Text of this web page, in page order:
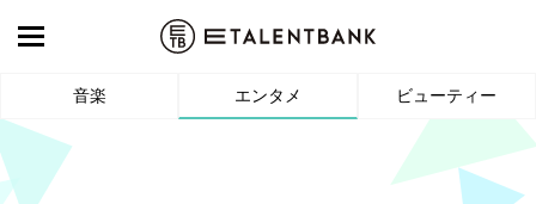
音楽 エンタメ ビューティー